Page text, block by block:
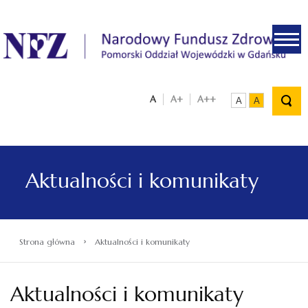
.
A A+ A++ A A
Aktualności i komunikaty
Strona główna › Aktualności i komunikaty
Aktualności i komunikaty